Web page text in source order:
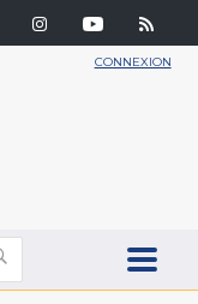
CONNEXION